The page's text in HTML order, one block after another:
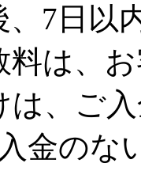
、7日以
料は、
は、ご
金のな